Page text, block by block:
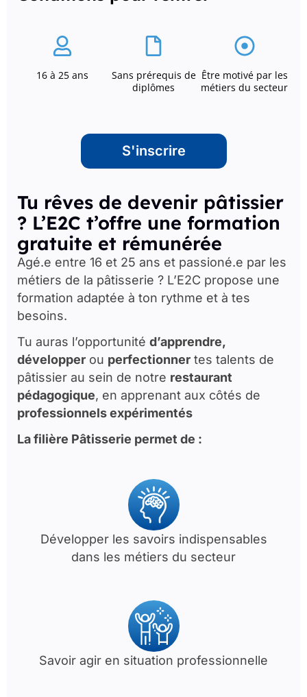
16 à 25 ans
Sans prérequis de
diplômes
Être motivé par les
métiers du secteur
S'inscrire
Tu rêves de devenir pâtissier
? L’E2C t’offre une formation
gratuite et rémunérée
Agé.e entre 16 et 25 ans et passioné.e par les
métiers de la pâtisserie ? L’E2C propose une
formation adaptée à ton rythme et à tes
besoins.
Tu auras l’opportunité d’apprendre,
développer ou perfectionner tes talents de
pâtissier au sein de notre restaurant
pédagogique, en apprenant aux côtés de
professionnels expérimentés
La filière Pâtisserie permet de :
Développer les savoirs indispensables
dans les métiers du secteur
Savoir agir en situation professionnelle